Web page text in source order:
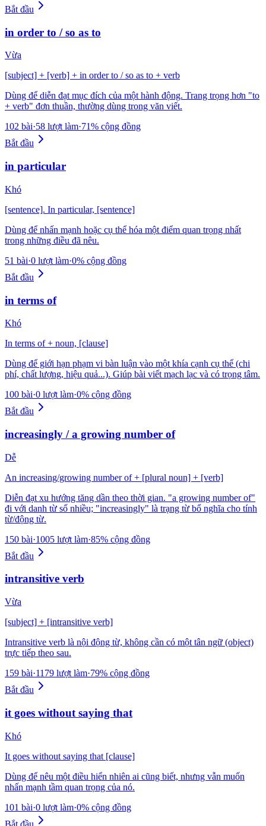
Bắt đầu
in order to / so as to
Vừa
[subject] + [verb] + in order to / so as to + verb
Dùng để diễn đạt mục đích của một hành động. Trang trọng hơn "to
+ verb" đơn thuần, thường dùng trong văn viết.
102 bài·58 lượt làm·71% cộng đồng
Bắt đầu
in particular
Khó
[sentence]. In particular, [sentence]
Dùng để nhấn mạnh hoặc cụ thể hóa một điểm quan trọng nhất
trong những điều đã nêu.
51 bài·0 lượt làm·0% cộng đồng
Bắt đầu
in terms of
Khó
In terms of + noun, [clause]
Dùng để giới hạn phạm vi bàn luận vào một khía cạnh cụ thể (chi
phí, chất lượng, hiệu quả...). Giúp bài viết mạch lạc và có trọng tâm.
100 bài·0 lượt làm·0% cộng đồng
Bắt đầu
increasingly / a growing number of
Dễ
An increasing/growing number of + [plural noun] + [verb]
Diễn đạt xu hướng tăng dần theo thời gian. "a growing number of"
đi với danh từ số nhiều; "increasingly" là trạng từ bổ nghĩa cho tính
từ/động từ.
150 bài·1005 lượt làm·85% cộng đồng
Bắt đầu
intransitive verb
Vừa
[subject] + [intransitive verb]
Intransitive verb là nội động từ, không cần có một tân ngữ (object)
trực tiếp theo sau.
159 bài·1179 lượt làm·79% cộng đồng
Bắt đầu
it goes without saying that
Khó
It goes without saying that [clause]
Dùng để nêu một điều hiển nhiên ai cũng biết, nhưng vẫn muốn
nhấn mạnh tầm quan trọng của nó.
101 bài·0 lượt làm·0% cộng đồng
Bắt đầu